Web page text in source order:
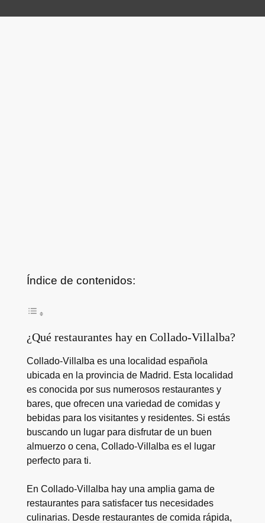
Índice de contenidos:
¿Qué restaurantes hay en Collado-Villalba?
Collado-Villalba es una localidad española
ubicada en la provincia de Madrid. Esta localidad
es conocida por sus numerosos restaurantes y
bares, que ofrecen una variedad de comidas y
bebidas para los visitantes y residentes. Si estás
buscando un lugar para disfrutar de un buen
almuerzo o cena, Collado-Villalba es el lugar
perfecto para ti.
En Collado-Villalba hay una amplia gama de
restaurantes para satisfacer tus necesidades
culinarias. Desde restaurantes de comida rápida,